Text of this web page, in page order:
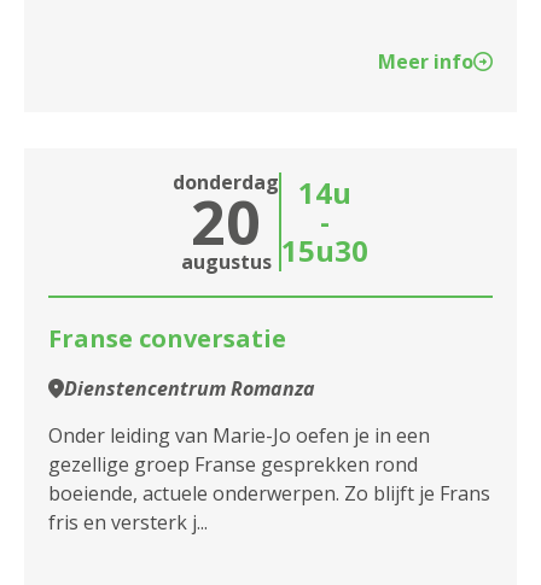
Meer info
donderdag
20
augustus
14u
-
15u30
Franse conversatie
Dienstencentrum Romanza
Onder leiding van Marie-Jo oefen je in een
gezellige groep Franse gesprekken rond
boeiende, actuele onderwerpen. Zo blijft je Frans
fris en versterk j...